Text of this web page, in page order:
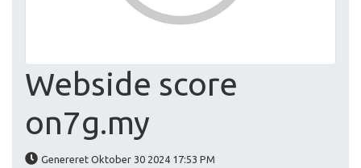
Webside score
on7g.my
Genereret Oktober 30 2024 17:53 PM